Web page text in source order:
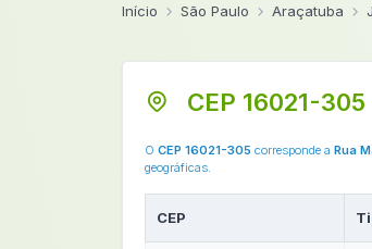
Início São Paulo Araçatuba
CEP 16021-
O CEP 16021-305 corresponde a Rua
geográficas.
CEP